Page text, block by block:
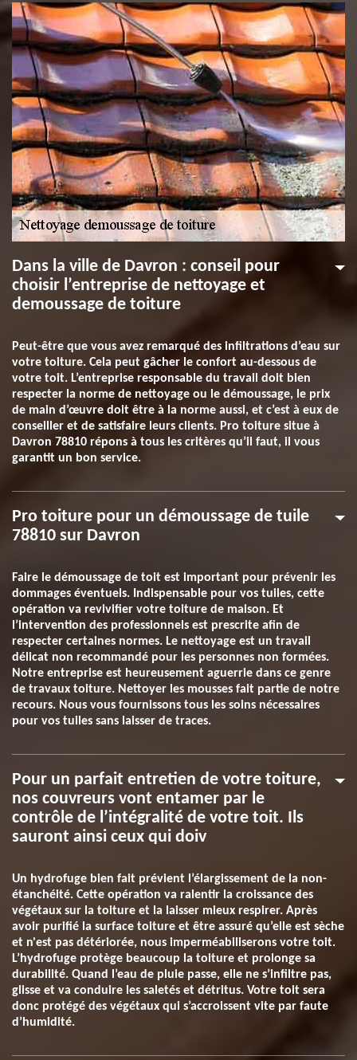
Dans la ville de Davron : conseil pour
choisir l’entreprise de nettoyage et
demoussage de toiture
Peut-être que vous avez remarqué des infiltrations d’eau sur
votre toiture. Cela peut gâcher le confort au-dessous de
votre toit. L’entreprise responsable du travail doit bien
respecter la norme de nettoyage ou le démoussage, le prix
de main d’œuvre doit être à la norme aussi, et c’est à eux de
conseiller et de satisfaire leurs clients. Pro toiture situe à
Davron 78810 répons à tous les critères qu’il faut, il vous
garantit un bon service.
Pro toiture pour un démoussage de tuile
78810 sur Davron
Faire le démoussage de toit est important pour prévenir les
dommages éventuels. Indispensable pour vos tuiles, cette
opération va revivifier votre toiture de maison. Et
l’intervention des professionnels est prescrite afin de
respecter certaines normes. Le nettoyage est un travail
délicat non recommandé pour les personnes non formées.
Notre entreprise est heureusement aguerrie dans ce genre
de travaux toiture. Nettoyer les mousses fait partie de notre
recours. Nous vous fournissons tous les soins nécessaires
pour vos tuiles sans laisser de traces.
Pour un parfait entretien de votre toiture,
nos couvreurs vont entamer par le
contrôle de l’intégralité de votre toit. Ils
sauront ainsi ceux qui doiv
Un hydrofuge bien fait prévient l’élargissement de la non-
étanchéité. Cette opération va ralentir la croissance des
végétaux sur la toiture et la laisser mieux respirer. Après
avoir purifié la surface toiture et être assuré qu’elle est sèche
et n'est pas détériorée, nous imperméabiliserons votre toit.
L’hydrofuge protège beaucoup la toiture et prolonge sa
durabilité. Quand l’eau de pluie passe, elle ne s’infiltre pas,
glisse et va conduire les saletés et détritus. Votre toit sera
donc protégé des végétaux qui s’accroissent vite par faute
d’humidité.